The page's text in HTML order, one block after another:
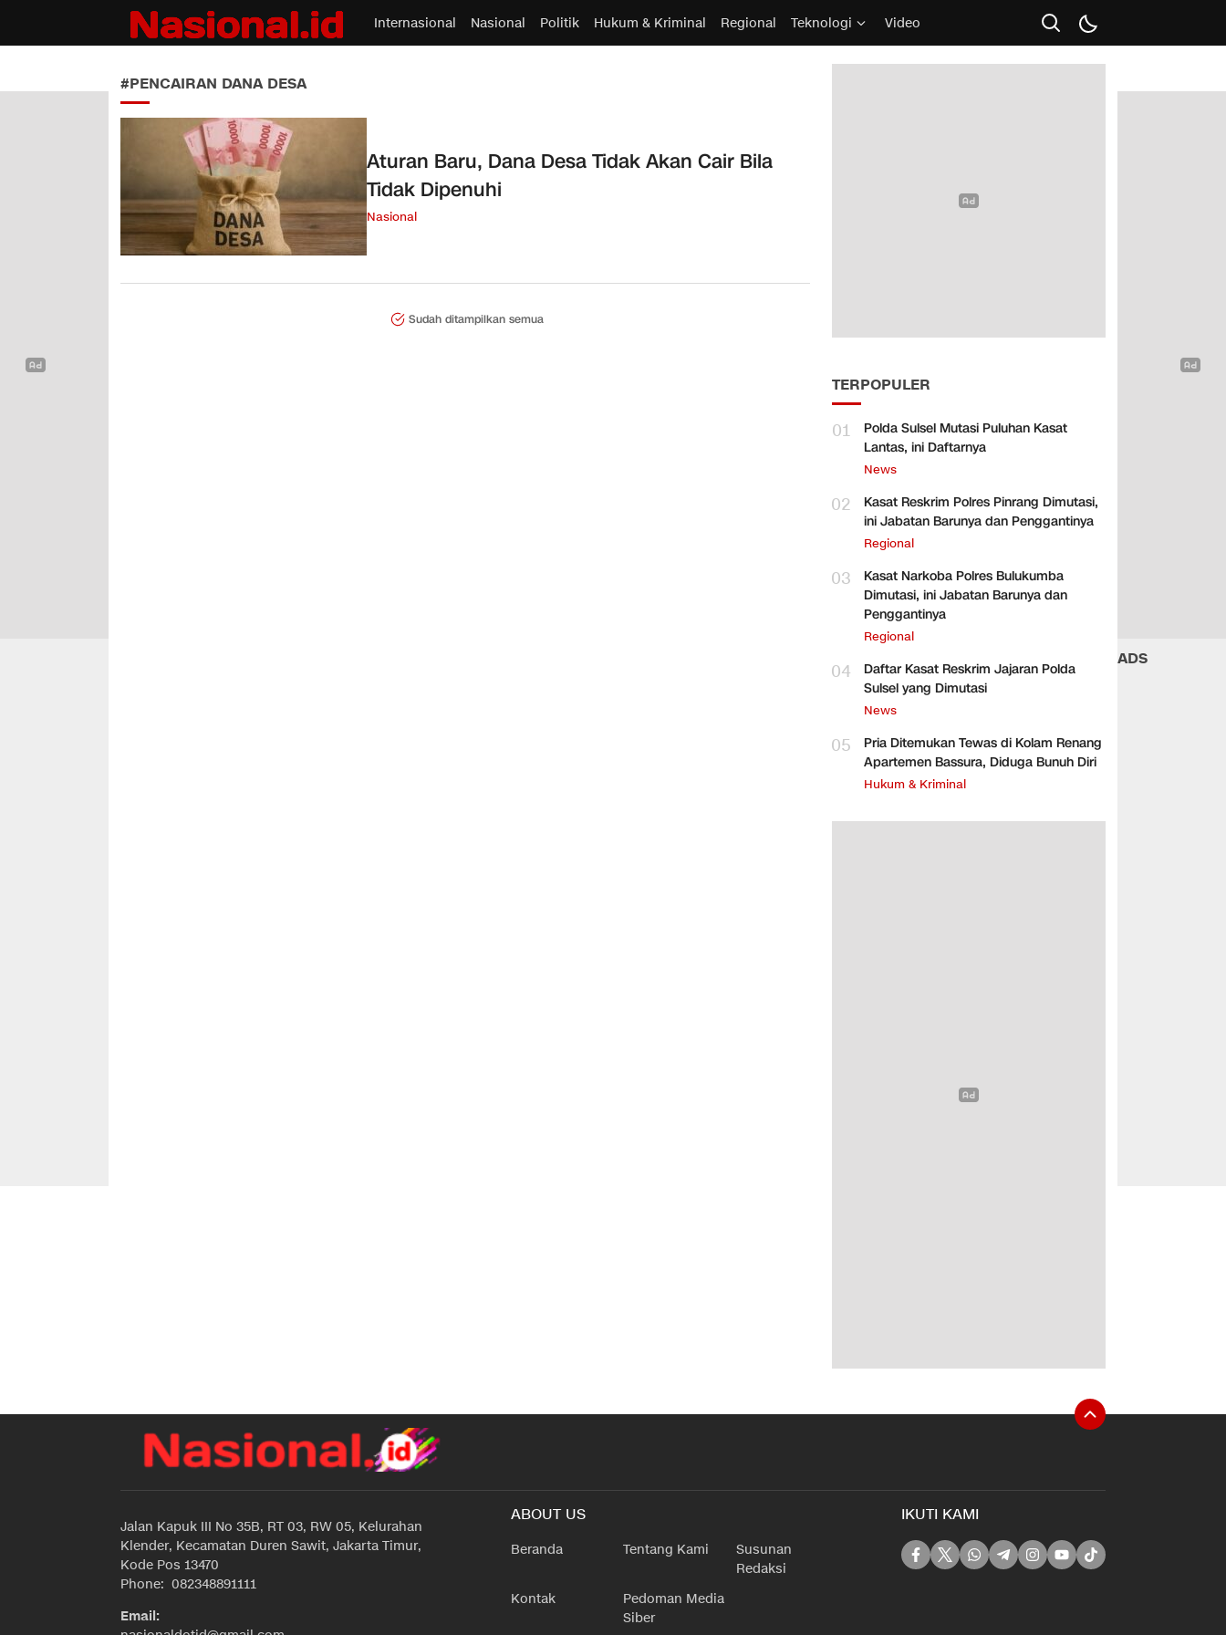
Internasional Nasional Politik Hukum & Kriminal Regional Teknologi Video
#PENCAIRAN DANA DESA
Aturan Baru, Dana Desa Tidak Akan Cair Bila
Tidak Dipenuhi
Nasional
Sudah ditampilkan semua
TERPOPULER
01
Polda Sulsel Mutasi Puluhan Kasat
Lantas, ini Daftarnya
News
02
Kasat Reskrim Polres Pinrang Dimutasi,
ini Jabatan Barunya dan Penggantinya
Regional
03
Kasat Narkoba Polres Bulukumba
Dimutasi, ini Jabatan Barunya dan
Penggantinya
Regional
04
Daftar Kasat Reskrim Jajaran Polda
Sulsel yang Dimutasi
News
05
Pria Ditemukan Tewas di Kolam Renang
Apartemen Bassura, Diduga Bunuh Diri
Hukum & Kriminal
Jalan Kapuk III No 35B, RT 03, RW 05, Kelurahan
Klender, Kecamatan Duren Sawit, Jakarta Timur,
Kode Pos 13470
Phone: 082348891111
Email:
ABOUT US
Beranda Tentang Kami
Susunan
Redaksi
Kontak
Pedoman Media
Siber
IKUTI KAMI
ADS